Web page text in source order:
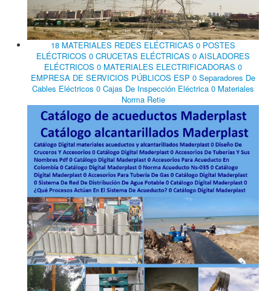
18 MATERIALES REDES ELÉCTRICAS 0 POSTES
ELÉCTRICOS 0 CRUCETAS ELÉCTRICAS 0 AISLADORES
ELÉCTRICOS 0 MATERIALES ELECTRIFICADORAS 0
EMPRESA DE SERVICIOS PÚBLICOS ESP 0 Separadores De
Cables Eléctricos 0 Cajas De Inspección Eléctrica 0 Materiales
Norma Retie